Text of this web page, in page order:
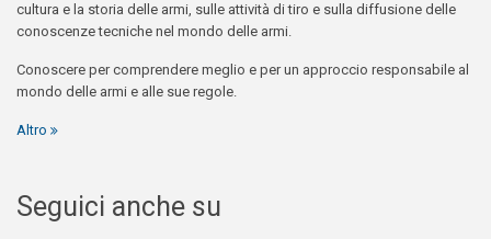
cultura e la storia delle armi, sulle attività di tiro e sulla diffusione delle
conoscenze tecniche nel mondo delle armi.
Conoscere per comprendere meglio e per un approccio responsabile al
mondo delle armi e alle sue regole.
Altro
Seguici anche su